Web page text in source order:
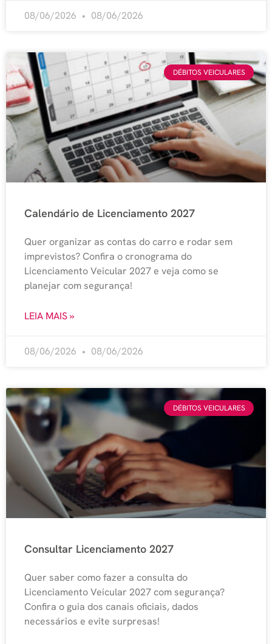
08/06/2026 08/06/2026
DÉBITOS VEICULARES
Calendário de Licenciamento 2027
Quer organizar as contas do carro e rodar sem
imprevistos? Confira o cronograma do
Licenciamento Veicular 2027 e veja como se
planejar com segurança!
LEIA MAIS »
08/06/2026 08/06/2026
DÉBITOS VEICULARES
Consultar Licenciamento 2027
Quer saber como fazer a consulta do
Licenciamento Veicular 2027 com segurança?
Confira o guia dos canais oficiais, dados
necessários e evite surpresas!